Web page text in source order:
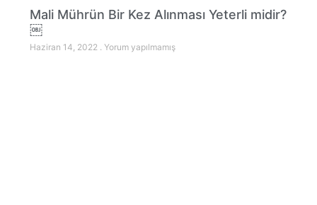
Mali Mührün Bir Kez Alınması Yeterli midir?
￼
Haziran 14, 2022 Yorum yapılmamış